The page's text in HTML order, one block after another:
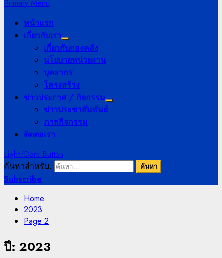
Primary Menu
หน้าแรก
เกี่ยวกับเรา
เกี่ยวกับกองคลัง
นโยบายหน่วยงาน
บุคลากร
โครงสร้าง
ข่าวประกาศ / กิจกรรม
ข่าวประชาสัมพันธ์
ภาพกิจกรรม
ติดต่อเรา
Light/Dark Button
ค้นหาสำหรับ:
Subscribe
Home
2023
Page 2
ปี: 2023